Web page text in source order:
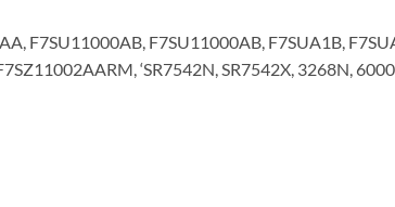
F7SU11000AB, F7SU11000AB, F7SUA1B,
‘SR7542N, SR7542X, 3268N,